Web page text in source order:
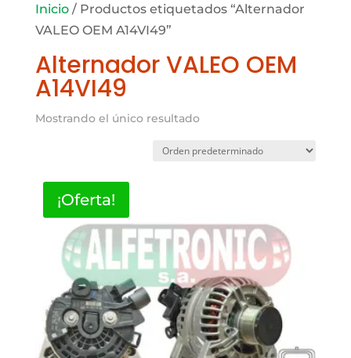
Inicio/ Productos etiquetados “Alternador
VALEO OEM A14VI49”
Alternador VALEO OEM
A14VI49
Mostrando el único resultado
¡Oferta!